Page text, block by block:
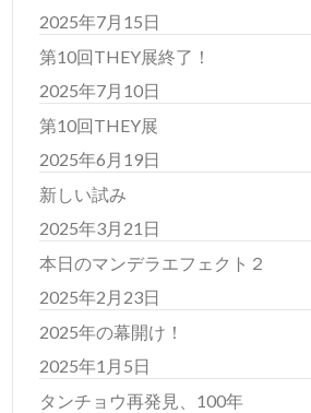
2025年7月15日
第10回THEY展終了！
2025年7月10日
第10回THEY展
2025年6月19日
新しい試み
2025年3月21日
本日のマンデラエフェクト２
2025年2月23日
2025年の幕開け！
2025年1月5日
タンチョウ再発見、100年